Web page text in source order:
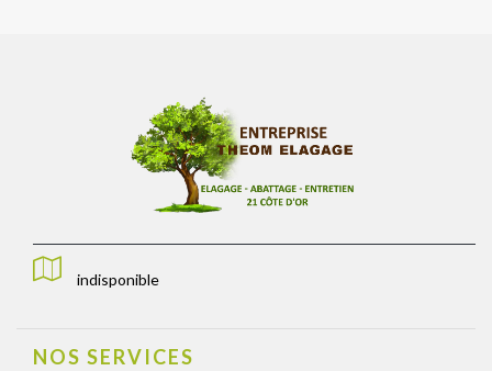
indisponible
NOS SERVICES